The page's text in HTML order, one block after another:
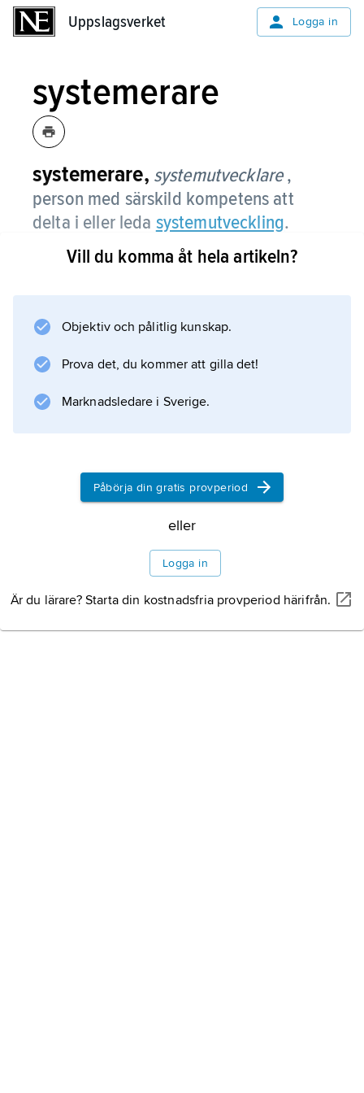
Uppslagsverket Logga in
systemerare
systemerare, systemutvecklare,
person med särskild kompetens att
delta i eller leda systemutveckling.
Utbildningen för verksamheten har
huvudämne (se
).
Vill du komma åt hela artikeln?
Objektiv och pålitlig kunskap.
Prova det, du kommer att gilla det!
Marknadsledare i Sverige.
Påbörja din gratis provperiod
eller
Logga in
Är du lärare? Starta din kostnadsfria provperiod härifrån.